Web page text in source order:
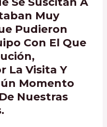
Muy
Pudieron
Con El Que
La Visita Y
Momento
Nuestras